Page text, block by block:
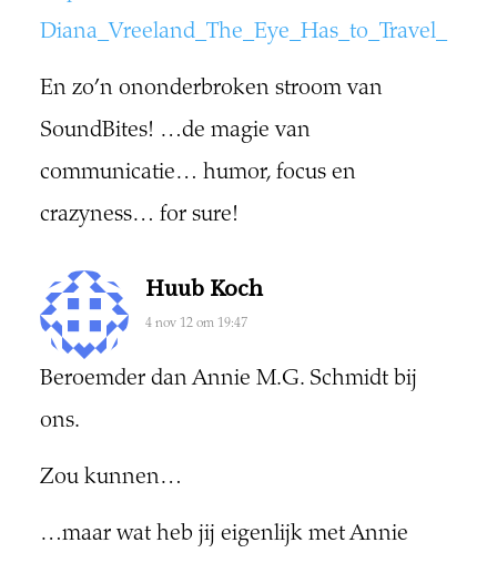
Diana_Vreeland_The_Eye_Has_to_Travel_
En zo’n ononderbroken stroom van
SoundBites! …de magie van
communicatie… humor, focus en
crazyness… for sure!
Huub Koch
4 nov 12 om 19:47
Beroemder dan Annie M.G. Schmidt bij
ons.
Zou kunnen…
…maar wat heb jij eigenlijk met Annie